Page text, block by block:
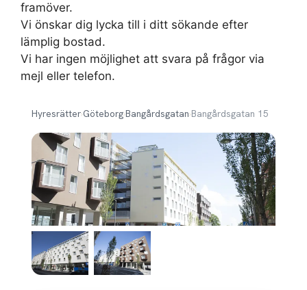
framöver.
Vi önskar dig lycka till i ditt sökande efter
lämplig bostad.
Vi har ingen möjlighet att svara på frågor via
mejl eller telefon.
Hyresrätter›Göteborg›Bangårdsgatan›Bangårdsgatan 15